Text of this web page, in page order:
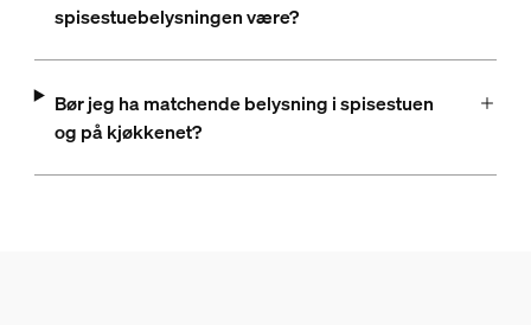
spisestuebelysningen være?
Bør jeg ha matchende belysning i spisestuen
og på kjøkkenet?